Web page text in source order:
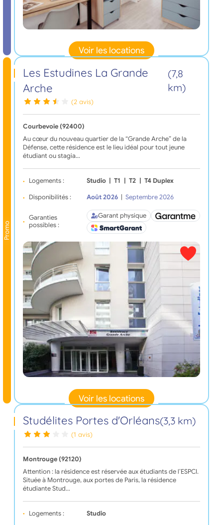
Voir les locations
Promo
Les Estudines La Grande
Arche
(7,8
km)
(2 avis)
Courbevoie (92400)
Au cœur du nouveau quartier de la “Grande Arche” de la
Défense, cette résidence est le lieu idéal pour tout jeune
étudiant ou stagia…
Logements : Studio T1 T2 T4 Duplex
Disponibilités : Août 2026 Septembre 2026
Garanties
possibles :
Garant physique
Voir les locations
Studélites Portes d'Orléans(3,3 km)
(1 avis)
Montrouge (92120)
Attention : la résidence est réservée aux étudiants de l’ESPCI.
Située à Montrouge, aux portes de Paris, la résidence
étudiante Stud…
Logements : Studio